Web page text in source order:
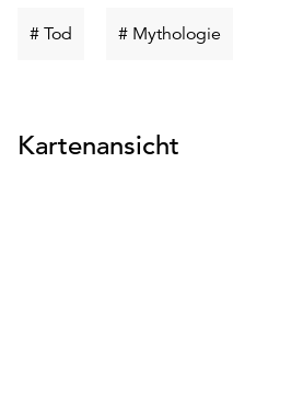
# Tod Schlüsselwort
# Mythologie
Kartenansicht